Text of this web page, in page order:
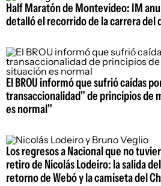
Half Maratón de Montevideo: IM
detalló el recorrido de la carrera del
El BROU informó que sufrió caídas
transaccionalidad" de principios de
es normal"
Los regresos a Nacional que no
retiro de Nicolás Lodeiro: la salida
retorno de Webó y la camiseta del